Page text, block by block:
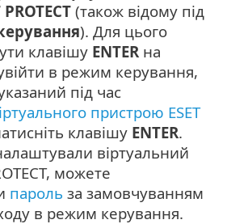
(також відому під
). Для цього
клавішу ENTER на
в режим керування,
під час
пристрою ESET
клавішу ENTER.
віртуальний
можете
пароль за замовчуванням
в режим керування.